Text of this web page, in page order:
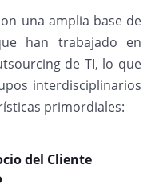
una amplia base de
han trabajado en
de TI, lo que
interdisciplinarios
primordiales:
del Cliente